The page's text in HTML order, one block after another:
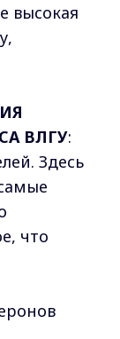
высокая
ВЛГУ:
Здесь
что